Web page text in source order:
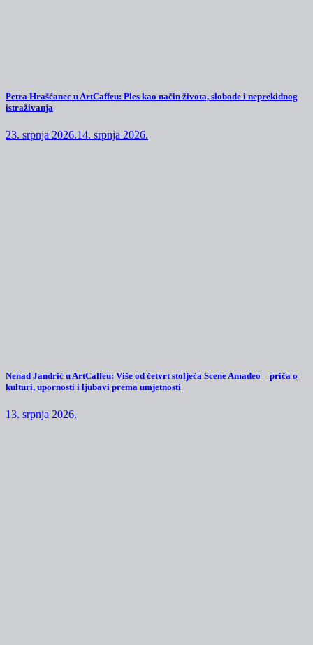
Petra Hrašćanec u ArtCaffeu: Ples kao način života, slobode i neprekidnog
istraživanja
23. srpnja 2026.14. srpnja 2026.
Nenad Jandrić u ArtCaffeu: Više od četvrt stoljeća Scene Amadeo – priča o
kulturi, upornosti i ljubavi prema umjetnosti
13. srpnja 2026.